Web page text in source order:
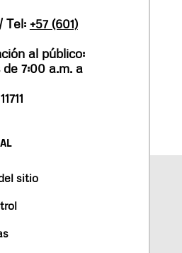
Tel: +57 (601)
al público:
7:00 a.m. a
sitio